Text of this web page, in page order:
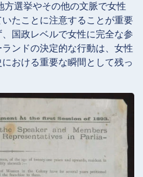
方選挙やその他の文脈で女性
たことに注意することが重要
国政レベルで女性に完全な参
ンドの決定的な行動は、女性
おける重要な瞬間として残っ